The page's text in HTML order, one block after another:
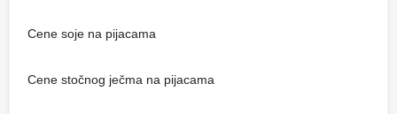
Cene soje na pijacama
Cene stočnog ječma na pijacama